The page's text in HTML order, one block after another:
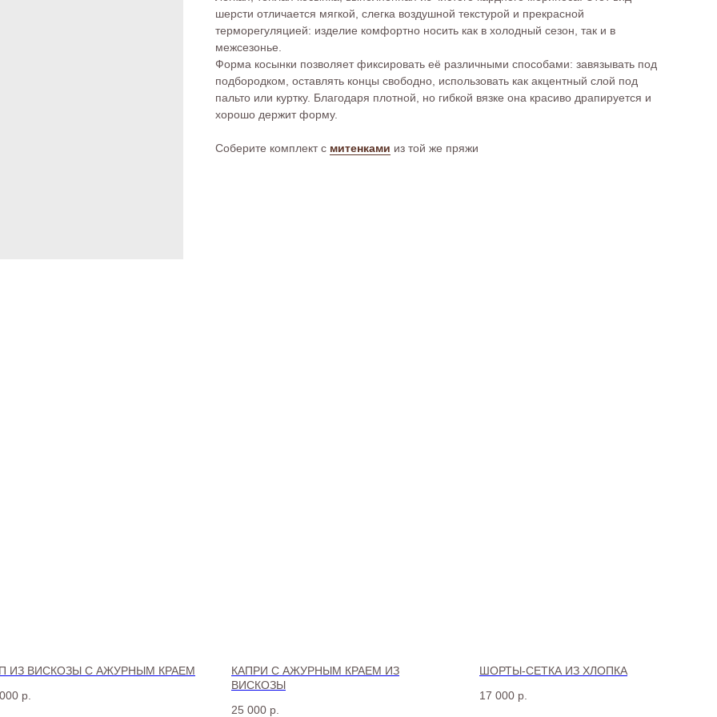
шерсти отличается мягкой, слегка воздушной текстурой и прекрасной
терморегуляцией: изделие комфортно носить как в холодный сезон, так и в
межсезонье.
Форма косынки позволяет фиксировать её различными способами: завязывать под
подбородком, оставлять концы свободно, использовать как акцентный слой под
пальто или куртку. Благодаря плотной, но гибкой вязке она красиво драпируется и
хорошо держит форму.
Соберите комплект с митенками из той же пряжи
ИЗ ВИСКОЗЫ С АЖУРНЫМ КРАЕМ
р.
КАПРИ С АЖУРНЫМ КРАЕМ ИЗ
ВИСКОЗЫ
25 000 р.
ШОРТЫ-СЕТКА ИЗ ХЛОПКА
17 000 р.